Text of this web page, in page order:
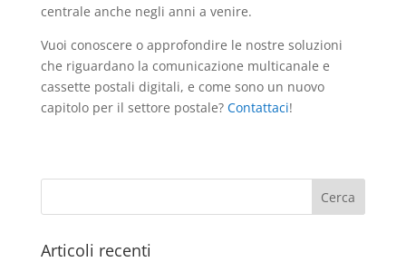
centrale anche negli anni a venire.
Vuoi conoscere o approfondire le nostre soluzioni
che riguardano la comunicazione multicanale e
cassette postali digitali, e come sono un nuovo
capitolo per il settore postale? Contattaci!
Articoli recenti